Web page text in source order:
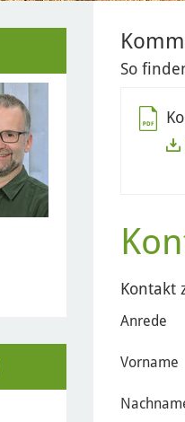
So
Kontakt
Anrede
Vorname